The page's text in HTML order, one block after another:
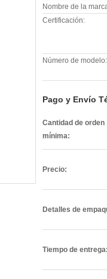
Nombre de la
Certificación:
Número de modelo:
Pago y Envío
Cantidad de orden
mínima:
Precio:
Detalles de
Tiempo de entrega: